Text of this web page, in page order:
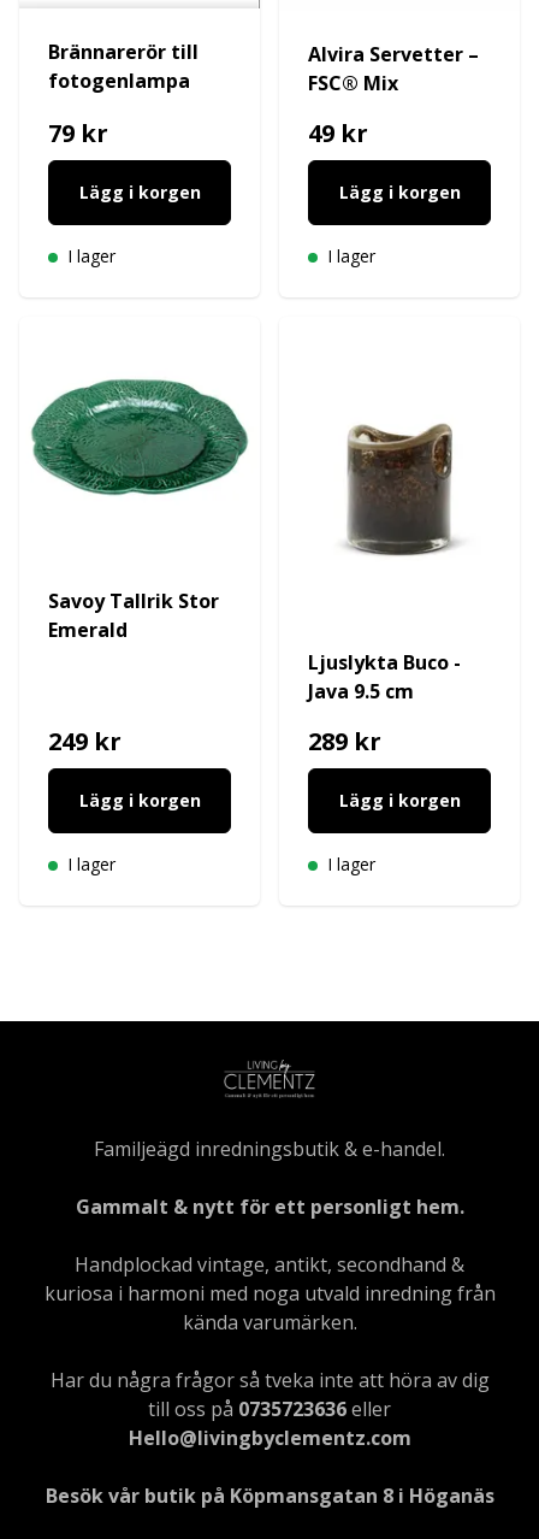
Brännarerör till
fotogenlampa
79 kr
Lägg i korgen
I lager
Alvira Servetter –
FSC® Mix
49 kr
Lägg i korgen
I lager
Savoy Tallrik Stor
Emerald
249 kr
Lägg i korgen
I lager
Ljuslykta Buco -
Java 9.5 cm
289 kr
Lägg i korgen
I lager
Familjeägd inredningsbutik & e-handel.
Gammalt & nytt för ett personligt hem.
Handplockad vintage, antikt, secondhand &
kuriosa i harmoni med noga utvald inredning från
kända varumärken.
Har du några frågor så tveka inte att höra av dig
till oss på 0735723636eller
Hello@livingbyclementz.com
Besök vår butik på Köpmansgatan 8 i Höganäs